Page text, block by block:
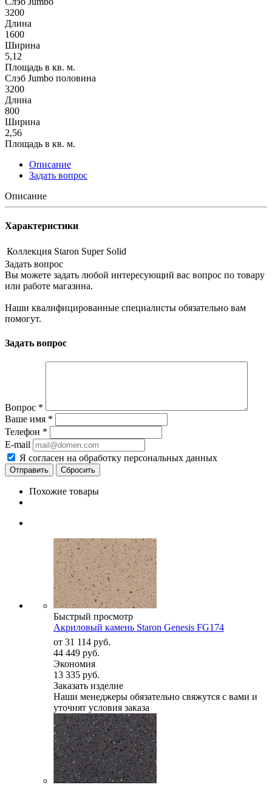
3200
Длина
1600
Ширина
5,12
Площадь в кв. м.
Слэб Jumbo половина
3200
Длина
800
Ширина
2,56
Площадь в кв. м.
Описание
Задать вопрос
Описание
Характеристики
Коллекция Staron Super Solid
Задать вопрос
Вы можете задать любой интересующий вас вопрос по товару
или работе магазина.
Наши квалифицированные специалисты обязательно вам
помогут.
Задать вопрос
Вопрос *
Ваше имя *
Телефон *
E-mail
Я согласен на обработку персональных данных
Сбросить
Похожие товары
Быстрый просмотр
Акриловый камень Staron Genesis FG174
от 31 114 руб.
44 449 руб.
Экономия
13 335 руб.
Заказать изделие
Наши менеджеры обязательно свяжутся с вами и
уточнят условия заказа